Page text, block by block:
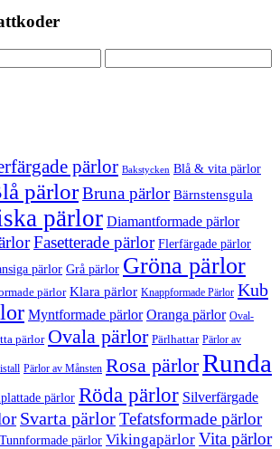
pärlor Bakstycken Blå & vita pärlor
pärlorBruna pärlor Bärnstensgula
pärlor Diamantformade pärlor
Fasetterade pärlor Flerfärgade pärlor
pärlor Grå pärlor Gröna pärlor
pärlor Klara pärlor Knappformade Pärlor Kub
Myntformade pärlor Oranga pärlor Oval-
pärlor Ovala pärlor Pärlhattar Pärlor av
Pärlor av Månsten Rosa pärlorRunda
pärlor Röda pärlor Silverfärgade
Svarta pärlorTefatsformade pärlor
Tunnformade pärlor Vikingapärlor Vita pärlor